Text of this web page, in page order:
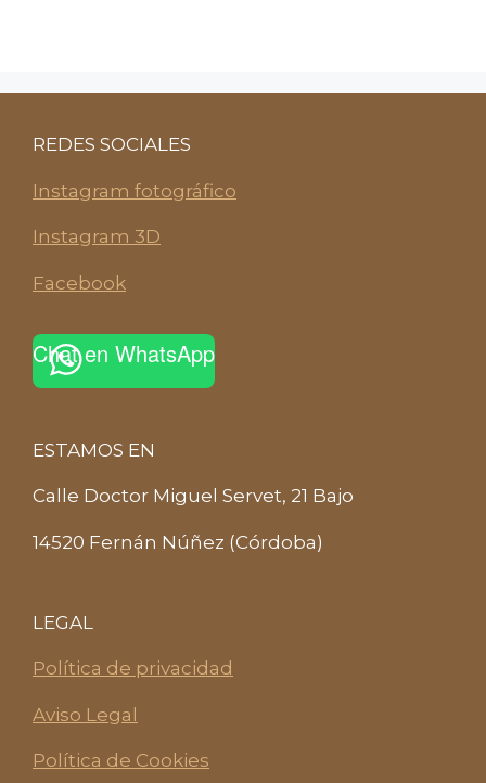
REDES SOCIALES
Instagram fotográfico
Instagram 3D
Facebook
Chat en WhatsApp
ESTAMOS EN
Calle Doctor Miguel Servet, 21 Bajo
14520 Fernán Núñez (Córdoba)
LEGAL
Política de privacidad
Aviso Legal
Política de Cookies